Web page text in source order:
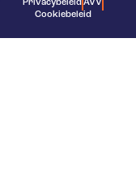
PrivacybeleidAVV
Cookiebeleid